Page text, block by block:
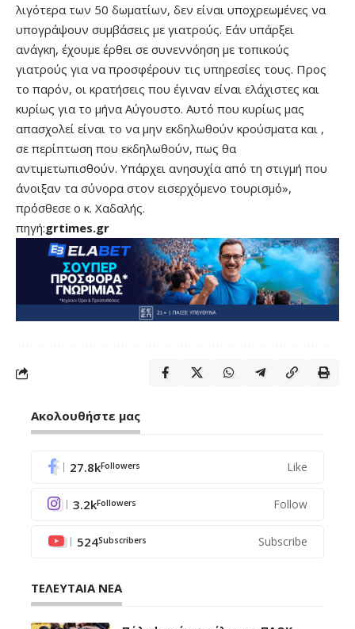
λιγότερα των 50 δωματίων, δεν είναι υποχρεωμένες να
υπογράψουν συμβάσεις με γιατρούς. Εάν υπάρξει
ανάγκη, έχουμε έρθει σε συνεννόηση με τοπικούς
γιατρούς για να προσφέρουν τις υπηρεσίες τους. Προς
το παρόν, οι κρατήσεις που έγιναν είναι ελάχιστες και
κυρίως για το μήνα Αύγουστο. Αυτό που κυρίως μας
απασχολεί είναι το να μην εκδηλωθούν κρούσματα και ,
σε περίπτωση που εκδηλωθούν, πως θα
αντιμετωπισθούν. Υπάρχει ανησυχία από τη στιγμή που
άνοιξαν τα σύνορα στον εισερχόμενο τουρισμό»,
πρόσθεσε ο κ. Χαδαλής.
πηγή:grtimes.gr
Ακολουθήστε μας
27.8kFollowers Like
3.2kFollowers Follow
524Subscribers Subscribe
ΤΕΛΕΥΤΑΙΑ ΝΕΑ